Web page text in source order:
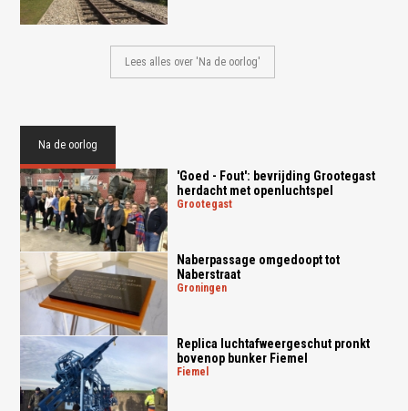
Lees alles over 'Na de oorlog'
Na de oorlog
'Goed - Fout': bevrijding Grootegast
herdacht met openluchtspel
grootegast
Naberpassage omgedoopt tot
Naberstraat
groningen
Replica luchtafweergeschut pronkt
bovenop bunker Fiemel
fiemel